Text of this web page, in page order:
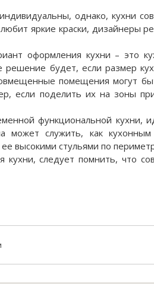
однако, кухни
яркие краски, дизайнеры
оформления кухни – это
будет, если размер
помещения могут
если поделить их на зоны
функциональной кухни,
может служить, как
высокими стульями по
кухни, следует помнить, что